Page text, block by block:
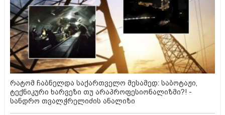
რატომ ჩაბნელდა საქართველო მესამედ: საბოტაჟი,
ტექნიკური ხარვეზი თუ არაპროფესიონალიზმი?! -
სანდრო თვალჭრელიძის ანალიზი